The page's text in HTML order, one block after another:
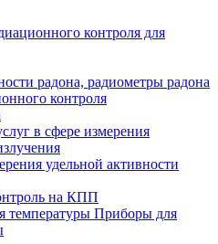
контроля для
радона, радиометры радона
контроля
в сфере измерения
удельной активности
на КПП
температуры Приборы для